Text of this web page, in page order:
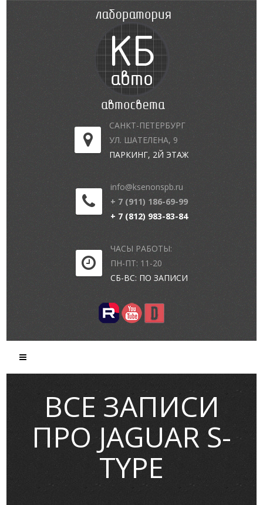
САНКТ-ПЕТЕРБУРГ
УЛ. ШАТЕЛЕНА, 9
ПАРКИНГ, 2Й ЭТАЖ
info@ksenonspb.ru
+ 7 (911) 186-69-99
+ 7 (812) 983-83-84
ЧАСЫ РАБОТЫ:
ПН-ПТ: 11-20
СБ-ВС: ПО ЗАПИСИ
ВСЕ ЗАПИСИ
ПРО JAGUAR S-
TYPE